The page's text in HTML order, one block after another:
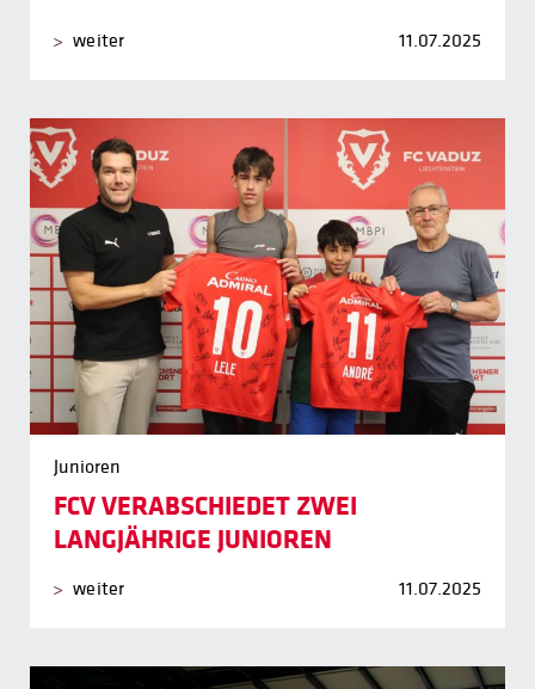
weiter 11.07.2025
Junioren
FCV VERABSCHIEDET ZWEI
LANGJÄHRIGE JUNIOREN
weiter 11.07.2025